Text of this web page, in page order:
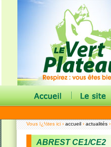
Vous ï¿½tes ici › accueil › actualités ›
ABREST CE1/CE2
|